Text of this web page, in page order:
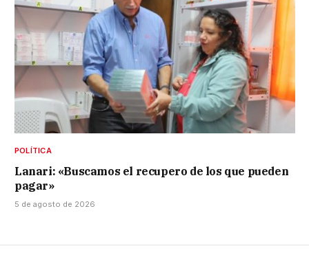
POLÍTICA
Lanari: «Buscamos el recupero de los que pueden
pagar»
5 de agosto de 2026